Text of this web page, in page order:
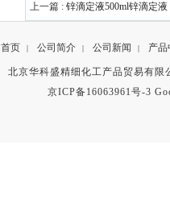
上一篇 : 锌滴定液500ml锌滴定液
首页 | 公司简介 | 公司新闻 | 产品
北京华科盛精细化工产品贸易有
京ICP备16063961号-3